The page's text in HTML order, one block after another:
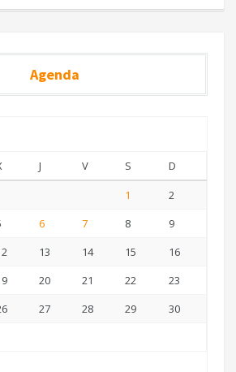
Agenda
J V S
D
1
2
6 7 8
9
13 14 15
16
20 21 22
23
27 28 29
30